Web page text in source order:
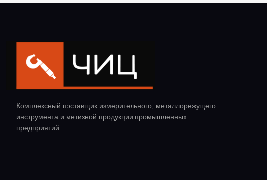
Комплексный поставщик измерительного, металлорежущего
инструмента и метизной продукции промышленных
предприятий